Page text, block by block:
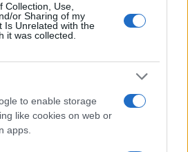
Collection, Use,
or Sharing of my
Is Unrelated with the
it was collected.
to enable storage
like cookies on web or
apps.